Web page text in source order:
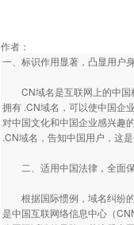
作者：
一、标识作用显著，凸显用户
CN域名是互联网上的中国
拥有 .CN域名，可以使中国企
对中国文化和中国企业感兴趣
.CN域名，告知中国用户，这
二、适用中国法律，全面
根据国际惯例，域名纠纷的
是中国互联网络信息中心（